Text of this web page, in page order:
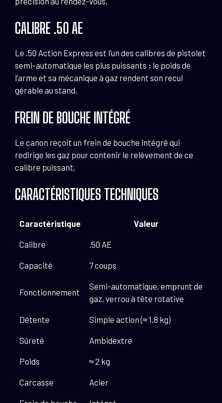
CALIBRE .50 AE
Le .50 Action Express est l’un des calibres de pistolet
semi-automatique les plus puissants ; le poids de
l’arme et sa mécanique à gaz rendent son recul
gérable au stand.
FREIN DE BOUCHE INTÉGRÉ
Le canon reçoit un frein de bouche intégré qui
redirige les gaz pour contenir le relèvement de ce
calibre puissant.
CARACTÉRISTIQUES TECHNIQUES
Caractéristique Valeur
Calibre .50 AE
Capacité 7 coups
Fonctionnement
Semi-automatique, emprunt de
gaz, verrou à tête rotative
Détente Simple action (≈ 1,8 kg)
Sûreté Ambidextre
Poids ≈ 2 kg
Carcasse Acier